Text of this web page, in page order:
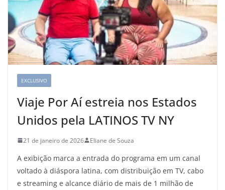
EXCLUSIVO
Viaje Por Aí estreia nos Estados
Unidos pela LATINOS TV NY
21 de janeiro de 2026 Eliane de Souza
A exibição marca a entrada do programa em um canal
voltado à diáspora latina, com distribuição em TV, cabo
e streaming e alcance diário de mais de 1 milhão de